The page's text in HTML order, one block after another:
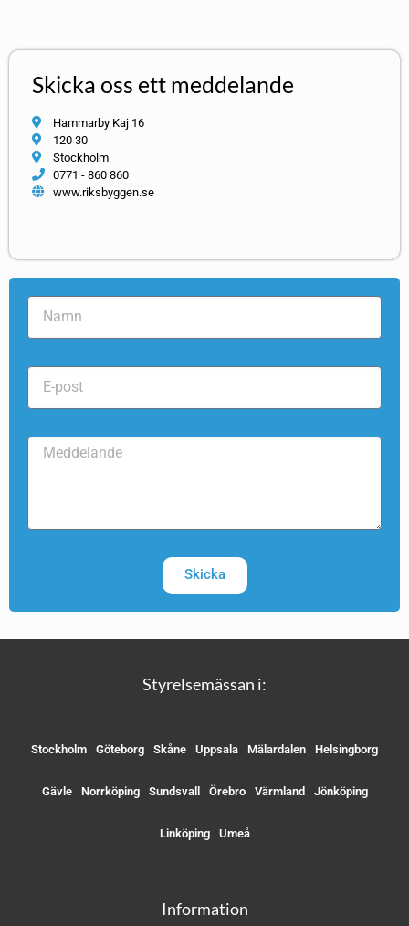
Skicka oss ett meddelande
Hammarby Kaj 16
120 30
Stockholm
0771 - 860 860
www.riksbyggen.se
Skicka
Styrelsemässan i:
Stockholm Göteborg Skåne Uppsala Mälardalen Helsingborg
Gävle Norrköping Sundsvall Örebro Värmland Jönköping
Linköping Umeå
Information